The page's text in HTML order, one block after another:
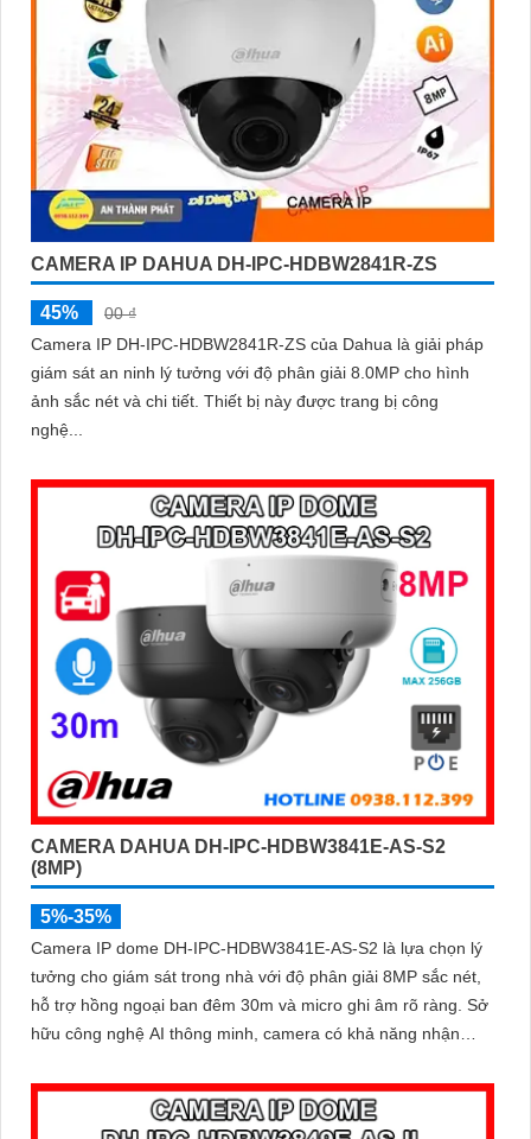
CAMERA IP DAHUA DH-IPC-HDBW2841R-ZS
45%
00 ₫
Camera IP DH-IPC-HDBW2841R-ZS của Dahua là giải pháp
giám sát an ninh lý tưởng với độ phân giải 8.0MP cho hình
ảnh sắc nét và chi tiết. Thiết bị này được trang bị công
nghệ...
CAMERA DAHUA DH-IPC-HDBW3841E-AS-S2
(8MP)
5%-35%
Camera IP dome DH-IPC-HDBW3841E-AS-S2 là lựa chọn lý
tưởng cho giám sát trong nhà với độ phân giải 8MP sắc nét,
hỗ trợ hồng ngoại ban đêm 30m và micro ghi âm rõ ràng. Sở
hữu công nghệ AI thông minh, camera có khả năng nhận
tăng độ chính xác trong cảnh báo an ninh